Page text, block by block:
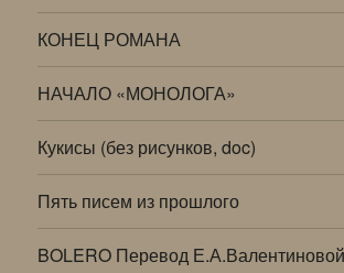
КОНЕЦ РОМАНА
НАЧАЛО «МОНОЛОГА»
Кукисы (без рисунков, doc)
Пять писем из прошлого
BOLERO Перевод